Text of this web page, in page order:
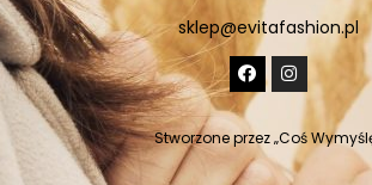
sklep@evitafashion.pl
Stworzone przez„Coś